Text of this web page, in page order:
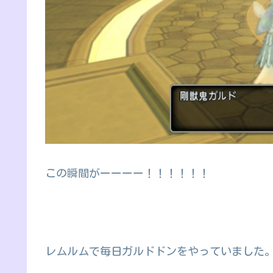
この瞬間がーーーー！！！！！！
レムルムで毎日ガルドドンをやっていました